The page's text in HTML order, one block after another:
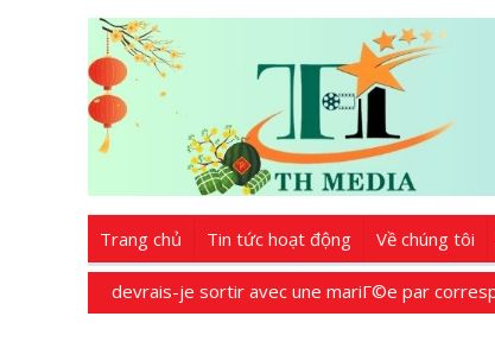
Trang chủ Tin tức hoạt động Về chúng tôi
devrais-je sortir avec une mariГ©e par